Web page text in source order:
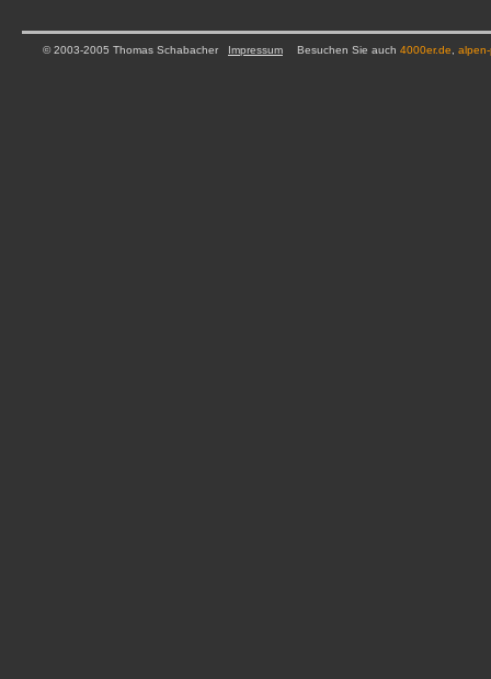
© 2003-2005 Thomas Schabacher Impressum Besuchen Sie auch 4000er.de